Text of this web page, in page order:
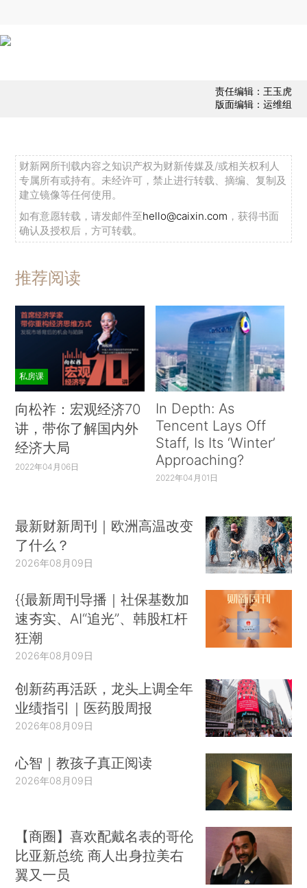
责任编辑：王玉虎
版面编辑：运维组
财新网所刊载内容之知识产权为财新传媒及/或相关权利人
专属所有或持有。未经许可，禁止进行转载、摘编、复制及
建立镜像等任何使用。
如有意愿转载，请发邮件至hello@caixin.com ，获得书面
确认及授权后，方可转载。
推荐阅读
私房课
向松祚：宏观经济70
讲，带你了解国内外
经济大局
2022年04月06日
In Depth: As
Tencent Lays Off
Staff, Is Its ‘Winter’
Approaching?
2022年04月01日
最新财新周刊｜欧洲高温改变
了什么？
2026年08月09日
{{最新周刊导播｜社保基数加
速夯实、AI“追光”、韩股杠杆
狂潮
2026年08月09日
创新药再活跃，龙头上调全年
业绩指引｜医药股周报
2026年08月09日
心智｜教孩子真正阅读
2026年08月09日
【商圈】喜欢配戴名表的哥伦
比亚新总统 商人出身拉美右
翼又一员